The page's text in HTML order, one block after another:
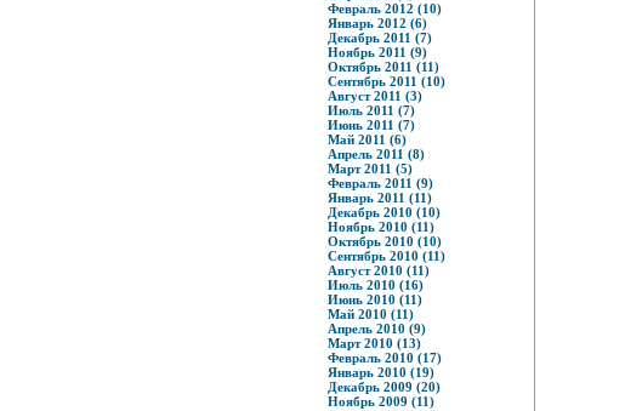
Февраль 2012 (10)
Январь 2012 (6)
Декабрь 2011 (7)
Ноябрь 2011 (9)
Октябрь 2011 (11)
Сентябрь 2011 (10)
Август 2011 (3)
Июль 2011 (7)
Июнь 2011 (7)
Май 2011 (6)
Апрель 2011 (8)
Март 2011 (5)
Февраль 2011 (9)
Январь 2011 (11)
Декабрь 2010 (10)
Ноябрь 2010 (11)
Октябрь 2010 (10)
Сентябрь 2010 (11)
Август 2010 (11)
Июль 2010 (16)
Июнь 2010 (11)
Май 2010 (11)
Апрель 2010 (9)
Март 2010 (13)
Февраль 2010 (17)
Январь 2010 (19)
Декабрь 2009 (20)
Ноябрь 2009 (11)